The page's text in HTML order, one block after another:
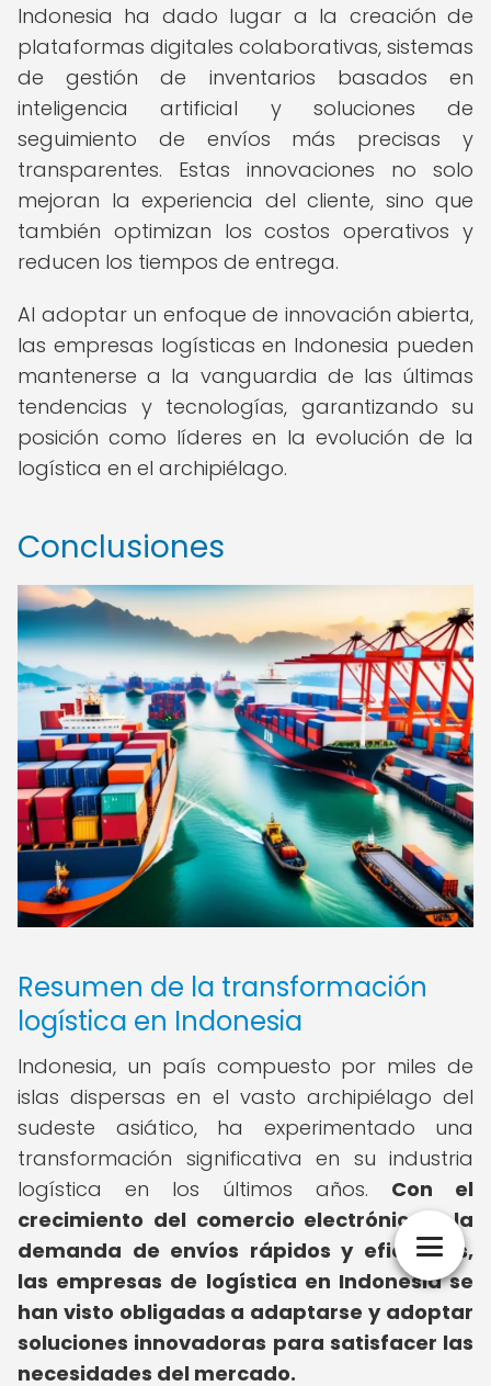
Indonesia ha dado lugar a la creación de
plataformas digitales colaborativas, sistemas
de gestión de inventarios basados en
inteligencia artificial y soluciones de
seguimiento de envíos más precisas y
transparentes. Estas innovaciones no solo
mejoran la experiencia del cliente, sino que
también optimizan los costos operativos y
reducen los tiempos de entrega.
Al adoptar un enfoque de innovación abierta,
las empresas logísticas en Indonesia pueden
mantenerse a la vanguardia de las últimas
tendencias y tecnologías, garantizando su
posición como líderes en la evolución de la
logística en el archipiélago.
Conclusiones
Resumen de la transformación
logística en Indonesia
Indonesia, un país compuesto por miles de
islas dispersas en el vasto archipiélago del
sudeste asiático, ha experimentado una
transformación significativa en su industria
logística en los últimos años. Con el
crecimiento del comercio electrónico y la
demanda de envíos rápidos y eficientes,
las empresas de logística en Indonesia se
han visto obligadas a adaptarse y adoptar
soluciones innovadoras para satisfacer las
necesidades del mercado.